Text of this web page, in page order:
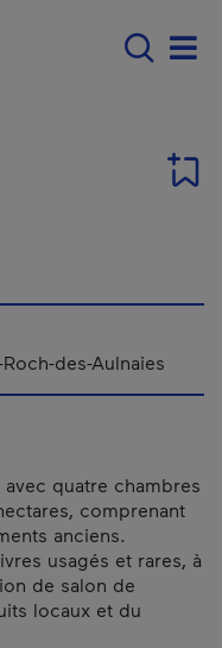
-
Roch-des-Aulnaies
quatre chambres
comprenant
anciens.
usagés et rares, à
de salon de
locaux et du